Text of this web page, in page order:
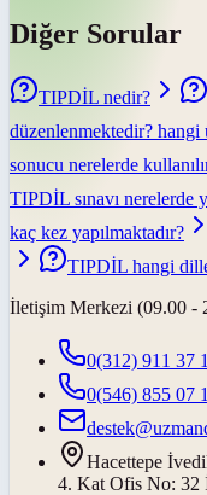
Diğer Sorular
TIPDİL nedir?
düzenlenmektedir? hangi
sonucu nerelerde
TIPDİL sınavı nerelerde
kaç kez yapılmaktadır?
TIPDİL hangi
İletişim Merkezi (09.00 -
0(312) 911 37
0(546) 855 07
Hacettepe
4. Kat Ofis No: